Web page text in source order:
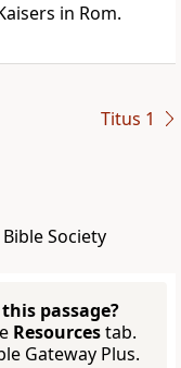
in Rom.
Titus 1
Society
passage?
Resourcestab.
Gateway Plus.